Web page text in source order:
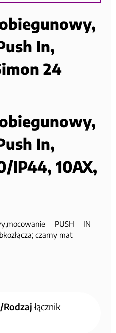
In,
24
In,
IP44, 10AX,
PUSH IN
czarny mat
łącznik